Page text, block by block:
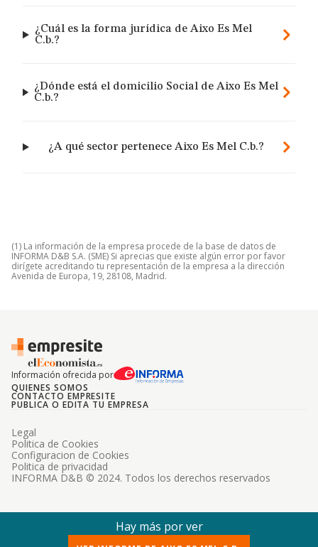
¿Cuál es la forma jurídica de Aixo Es Mel
C.b.?
¿Dónde está el domicilio Social de Aixo Es Mel
C.b.?
¿A qué sector pertenece Aixo Es Mel C.b.?
(1) La información de la empresa procede de la base de datos de
INFORMA D&B S.A. (SME) Si aprecias que existe algún error por favor
dirígete acreditando tu representación de la empresa a la dirección
Avenida de Europa, 19, 28108, Madrid.
Información ofrecida por
QUIENES SOMOS
CONTACTO EMPRESITE
PUBLICA O EDITA TU EMPRESA
INFORMA D&B © 2024. Todos los derechos reservados
Legal
Politica de Cookies
Configuracion de Cookies
Politica de privacidad
Hay más por ver